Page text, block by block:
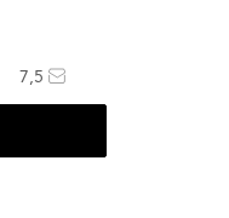
7,5